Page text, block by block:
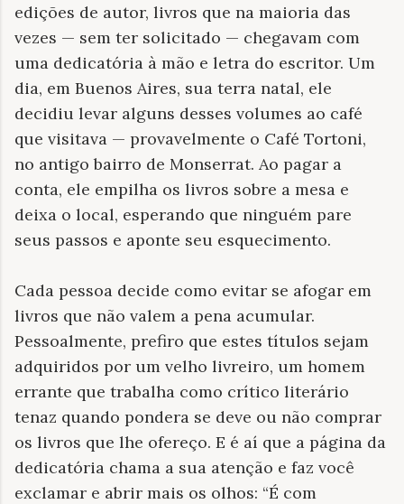
edições de autor, livros que na maioria das
vezes — sem ter solicitado — chegavam com
uma dedicatória à mão e letra do escritor. Um
dia, em Buenos Aires, sua terra natal, ele
decidiu levar alguns desses volumes ao café
que visitava — provavelmente o Café Tortoni,
no antigo bairro de Monserrat. Ao pagar a
conta, ele empilha os livros sobre a mesa e
deixa o local, esperando que ninguém pare
seus passos e aponte seu esquecimento.
Cada pessoa decide como evitar se afogar em
livros que não valem a pena acumular.
Pessoalmente, prefiro que estes títulos sejam
adquiridos por um velho livreiro, um homem
errante que trabalha como crítico literário
tenaz quando pondera se deve ou não comprar
os livros que lhe ofereço. E é aí que a página da
dedicatória chama a sua atenção e faz você
exclamar e abrir mais os olhos: “É com